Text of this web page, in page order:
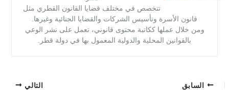
تتخصص في مختلف قضايا القانون القطري مثل
قانون الأسرة وتأسيس الشركات والقضايا الجنائية وغيرها.
ومن خلال عملها ككاتبة محتوى قانوني، تعمل على نشر الوعي
بالقوانين المحلية والدولية المعمول بها في دولة قطر.
السابق التالي